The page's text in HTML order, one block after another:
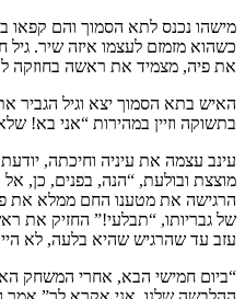
מישהו נכנס לתא הסמוך והם קפאו
כשהוא מזמזם לעצמו איזה שיר. גיל
את פיה, מצמיד את ראשה בחוזקה
האיש בתא הסמוך יצא וגיל הגביר
בתשוקה וזיין במהירות “אני בא!
עינב עצמה את עיניה וחיכתה,
מוצצת ובולעת, “הנה, בפנים, כן, אל
הרגישה את מטענו החם ממלא את
של גבריותו, “תבלעי!” החזיק את
עזב עד שהרגיש שהיא בלעה, לא
“ביום חמישי הבא, אחרי המשחק